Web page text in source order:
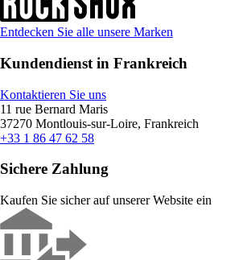
Entdecken Sie alle unsere Marken
Kundendienst in Frankreich
Kontaktieren Sie uns
11 rue Bernard Maris
37270 Montlouis-sur-Loire, Frankreich
+33 1 86 47 62 58
Sichere Zahlung
Kaufen Sie sicher auf unserer Website ein